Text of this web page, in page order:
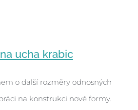
na ucha krabic
ucha krabic
o další rozměry odnosných
na konstrukci nové formy.